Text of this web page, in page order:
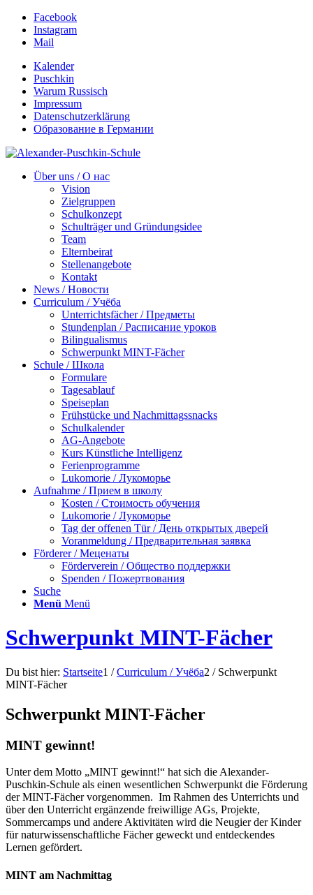
Facebook
Instagram
Mail
Kalender
Puschkin
Warum Russisch
Impressum
Datenschutzerklärung
Образование в Германии
Über uns / О нас
Vision
Zielgruppen
Schulkonzept
Schulträger und Gründungsidee
Team
Elternbeirat
Stellenangebote
Kontakt
News / Новости
Curriculum / Учёба
Unterrichtsfächer / Предметы
Stundenplan / Расписание уроков
Bilingualismus
Schwerpunkt MINT-Fächer
Schule / Школа
Formulare
Tagesablauf
Speiseplan
Frühstücke und Nachmittagssnacks
Schulkalender
AG-Angebote
Kurs Künstliche Intelligenz
Ferienprogramme
Lukomorie / Лукоморье
Aufnahme / Прием в школу
Kosten / Стоимость обучения
Lukomorie / Лукоморье
Tag der offenen Tür / День открытых дверей
Voranmeldung / Предварительная заявка
Förderer / Меценаты
Förderverein / Общество поддержки
Spenden / Пожертвования
Suche
Menü Menü
Schwerpunkt MINT-Fächer
Du bist hier: Startseite1 / Curriculum / Учёба2 / Schwerpunkt
MINT-Fächer
Schwerpunkt MINT-Fächer
MINT gewinnt!
Unter dem Motto „MINT gewinnt!“ hat sich die Alexander-
Puschkin-Schule als einen wesentlichen Schwerpunkt die Förderung
der MINT-Fächer vorgenommen. Im Rahmen des Unterrichts und
über den Unterricht ergänzende freiwillige AGs, Projekte,
Sommercamps und andere Aktivitäten wird die Neugier der Kinder
für naturwissenschaftliche Fächer geweckt und entdeckendes
Lernen gefördert.
MINT am Nachmittag